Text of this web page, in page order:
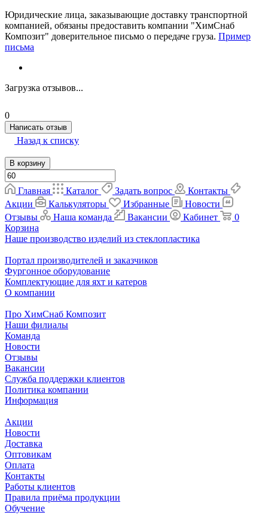
Юридические лица, заказывающие доставку транспортной
компанией, обязаны предоставить компании "ХимСнаб
Композит" доверительное письмо о передаче груза. Пример
письма
Загрузка отзывов...
0
Написать отзыв
Назад к списку
В корзину
Главная Каталог Задать вопрос
Контакты
Акции
Калькуляторы Избранные
Новости
Отзывы
Наша команда Вакансии Кабинет
0
Корзина
Наше производство изделий из стеклопластика
Портал производителей и заказчиков
Фургонное оборудование
Комплектующие для яхт и катеров
О компании
Про ХимСнаб Композит
Наши филиалы
Команда
Новости
Отзывы
Вакансии
Служба поддержки клиентов
Политика компании
Информация
Акции
Новости
Доставка
Оптовикам
Оплата
Контакты
Работы клиентов
Правила приёма продукции
Обучение